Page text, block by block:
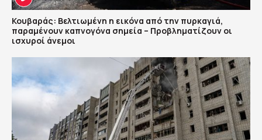
Κουβαράς: Βελτιωμένη η εικόνα από την πυρκαγιά,
παραμένουν καπνογόνα σημεία – Προβληματίζουν οι
ισχυροί άνεμοι